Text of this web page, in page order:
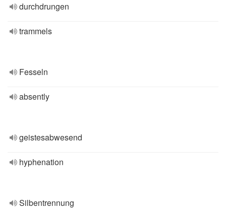
durchdrungen
trammels
Fesseln
absently
geistesabwesend
hyphenation
Silbentrennung